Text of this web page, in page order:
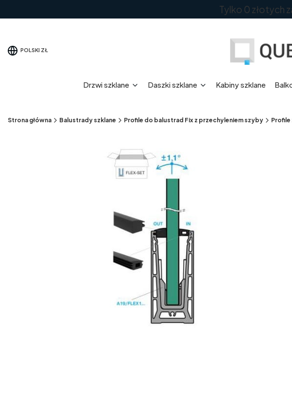
Tylko 0 złotych
POLSKI ZŁ
Drzwi szklane Daszki szklane Kabiny szklane
Strona główna Balustrady szklane Profile do balustrad Fix z przechyleniem szyby Profile